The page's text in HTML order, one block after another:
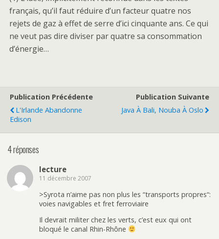
français, qu’il faut réduire d’un facteur quatre nos
rejets de gaz à effet de serre d’ici cinquante ans. Ce qui
ne veut pas dire diviser par quatre sa consommation
d’énergie…
Publication Précédente
L'Irlande Abandonne
Edison
Publication Suivante
Java À Bali, Nouba À Oslo
4 réponses
lecture
11 décembre 2007
>Syrota n’aime pas non plus les “transports propres“:
voies navigables et fret ferroviaire
Il devrait militer chez les verts, c’est eux qui ont
bloqué le canal Rhin-Rhône